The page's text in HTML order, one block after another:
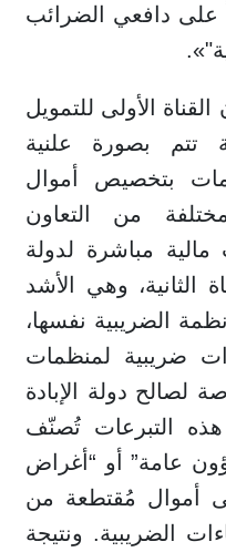
على دافعي الضرائب
الأولى للتمويل
تتم بصورة علنية
بتخصيص أموال
من التعاون
مباشرة لدولة
الثانية، وهي الأشد
الضريبية نفسها،
ضريبية لمنظمات
لصالح دولة الإبادة
التبرعات تُصنّف
عامة” أو “أغراض
أموال مُقتطعة من
الضريبية. ونتيجة